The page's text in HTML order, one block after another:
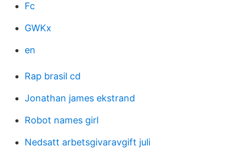
Fc
GWKx
en
Rap brasil cd
Jonathan james ekstrand
Robot names girl
Nedsatt arbetsgivaravgift juli